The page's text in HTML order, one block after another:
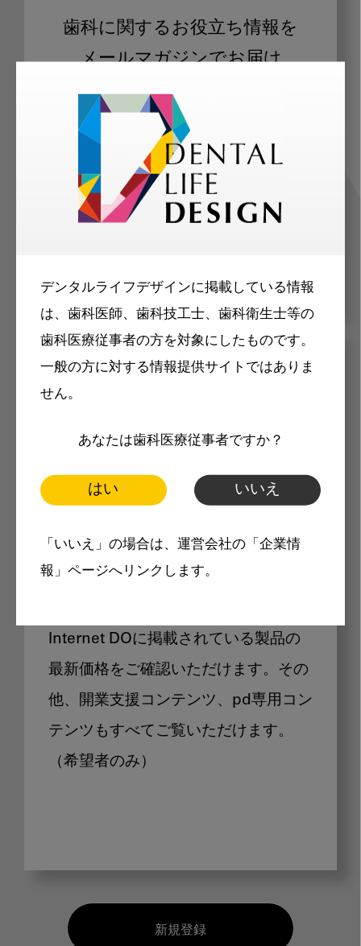
デンタルライフデザインに掲載している情報
は、歯科医師、歯科技工士、歯科衛生士等の
歯科医療従事者の方を対象にしたものです。
一般の方に対する情報提供サイトではありま
せん。
あなたは歯科医療従事者ですか？
はい いいえ
「いいえ」の場合は、運営会社の「企業情
報」ページへリンクします。
歯科に関するお役立ち情報を
メールマガジンでお届け
ご登録いただいた職種（歯科医師、歯
科衛生士、歯科技工士）に合わせた内
容のメールマガジンをお届けします。
メリット
製品価格も閲覧可能
Internet DOに掲載されている製品の
最新価格をご確認いただけます。その
他、開業支援コンテンツ、pd専用コン
テンツもすべてご覧いただけます。
（希望者のみ）
新規登録